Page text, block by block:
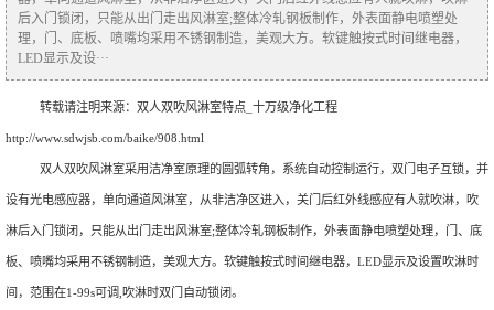
后入门锁闭，只能从出门走出风淋室;整体冷轧钢板制作，外表面静电喷塑处
理，门、底板、喷嘴均采用不锈钢制造，美观大方。软键触按式时间继电器，
LED显示及设···
转载请注明来源： 双人双吹风淋室特点_十万级净化工程
http://www.sdwjsb.com/baike/908.html
双人双吹风淋室采用洁净室原理的圆弧转角，系统自动控制运行，双门电子互锁，并
设有光电感应器，单向通道风淋室，从非洁净区进入，关门后红外线感应有人就吹淋，吹
淋后入门锁闭，只能从出门走出风淋室;整体冷轧钢板制作，外表面静电喷塑处理，门、底
板、喷嘴均采用不锈钢制造，美观大方。软键触按式时间继电器，LED显示及设置吹淋时
间，范围在1-99s可调,吹淋时双门自动锁闭。